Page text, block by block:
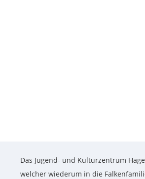
Das Jugend- und Kulturzentrum
welcher wiederum in die